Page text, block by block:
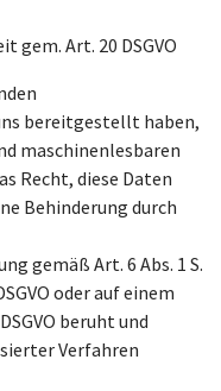
gem. Art. 20 DSGVO
bereitgestellt haben,
maschinenlesbaren
Recht, diese Daten
Behinderung durch
gemäß Art. 6 Abs. 1 S.
oder auf einem
beruht und
Verfahren